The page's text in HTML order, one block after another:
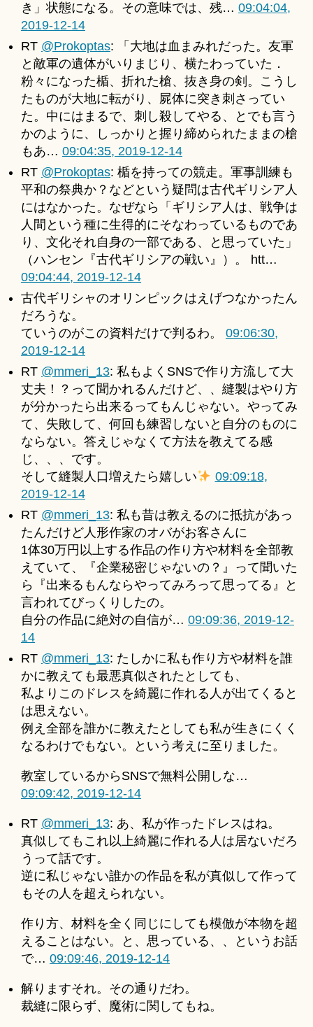
き」状態になる。その意味では、残… 09:04:04,
2019-12-14
RT @Prokoptas: 「大地は血まみれだった。友軍
と敵軍の遺体がいりまじり、横たわっていた．
粉々になった楯、折れた槍、抜き身の剣。こうし
たものが大地に転がり、屍体に突き刺さってい
た。中にはまるで、刺し殺してやる、とでも言う
かのように、しっかりと握り締められたままの槍
もあ… 09:04:35, 2019-12-14
RT @Prokoptas: 楯を持っての競走。軍事訓練も
平和の祭典か？などという疑問は古代ギリシア人
にはなかった。なぜなら「ギリシア人は、戦争は
人間という種に生得的にそなわっているものであ
り、文化それ自身の一部である、と思っていた」
（ハンセン『古代ギリシアの戦い』）。 htt…
09:04:44, 2019-12-14
古代ギリシャのオリンピックはえげつなかったん
だろうな。
ていうのがこの資料だけで判るわ。 09:06:30,
2019-12-14
RT @mmeri_13: 私もよくSNSで作り方流して大
丈夫！？って聞かれるんだけど、、縫製はやり方
が分かったら出来るってもんじゃない。やってみ
て、失敗して、何回も練習しないと自分のものに
ならない。答えじゃなくて方法を教えてる感
じ、、、です。
そして縫製人口増えたら嬉しい
09:09:18,
2019-12-14
RT @mmeri_13: 私も昔は教えるのに抵抗があっ
たんだけど人形作家のオバがお客さんに
1体30万円以上する作品の作り方や材料を全部教
えていて、『企業秘密じゃないの？』って聞いた
ら『出来るもんならやってみろって思ってる』と
言われてびっくりしたの。
自分の作品に絶対の自信が… 09:09:36, 2019-12-
14
RT @mmeri_13: たしかに私も作り方や材料を誰
かに教えても最悪真似されたとしても、
私よりこのドレスを綺麗に作れる人が出てくると
は思えない。
例え全部を誰かに教えたとしても私が生きにくく
なるわけでもない。という考えに至りました。
教室しているからSNSで無料公開しな…
09:09:42, 2019-12-14
RT @mmeri_13: あ、私が作ったドレスはね。
真似してもこれ以上綺麗に作れる人は居ないだろ
うって話です。
逆に私じゃない誰かの作品を私が真似して作って
もその人を超えられない。
作り方、材料を全く同じにしても模倣が本物を超
えることはない。と、思っている、、というお話
で… 09:09:46, 2019-12-14
解りますそれ。その通りだわ。
裁縫に限らず、魔術に関してもね。